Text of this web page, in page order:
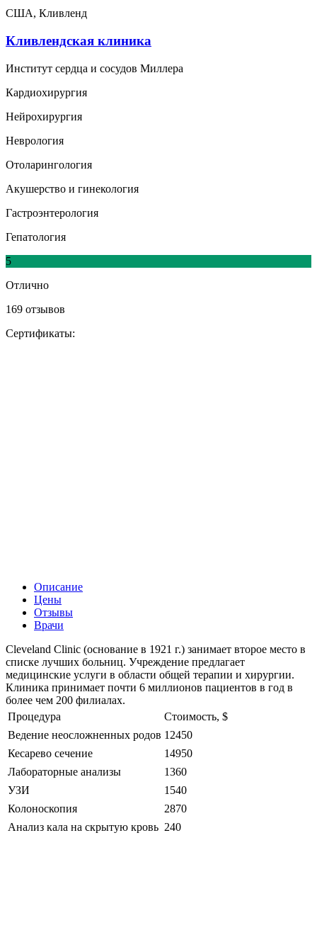
США, Кливленд
Кливлендская клиника
Институт сердца и сосудов Миллера
Кардиохирургия
Нейрохирургия
Неврология
Отоларингология
Акушерство и гинекология
Гастроэнтерология
Гепатология
5
Отлично
169 отзывов
Сертификаты:
Описание
Цены
Отзывы
Врачи
Cleveland Clinic (основание в 1921 г.) занимает второе место в
списке лучших больниц. Учреждение предлагает
медицинские услуги в области общей терапии и хирургии.
Клиника принимает почти 6 миллионов пациентов в год в
более чем 200 филиалах.
Процедура
Стоимость, $
Ведение неосложненных родов 12450
Кесарево сечение
14950
Лабораторные анализы
1360
УЗИ
1540
Колоноскопия
2870
Анализ кала на скрытую кровь 240